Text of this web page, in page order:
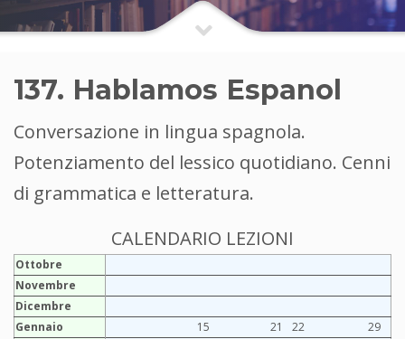
137. Hablamos Espanol
Conversazione in lingua spagnola.
Potenziamento del lessico quotidiano. Cenni
di grammatica e letteratura.
CALENDARIO LEZIONI
Ottobre
Novembre
Dicembre
Gennaio
15 21 22
29